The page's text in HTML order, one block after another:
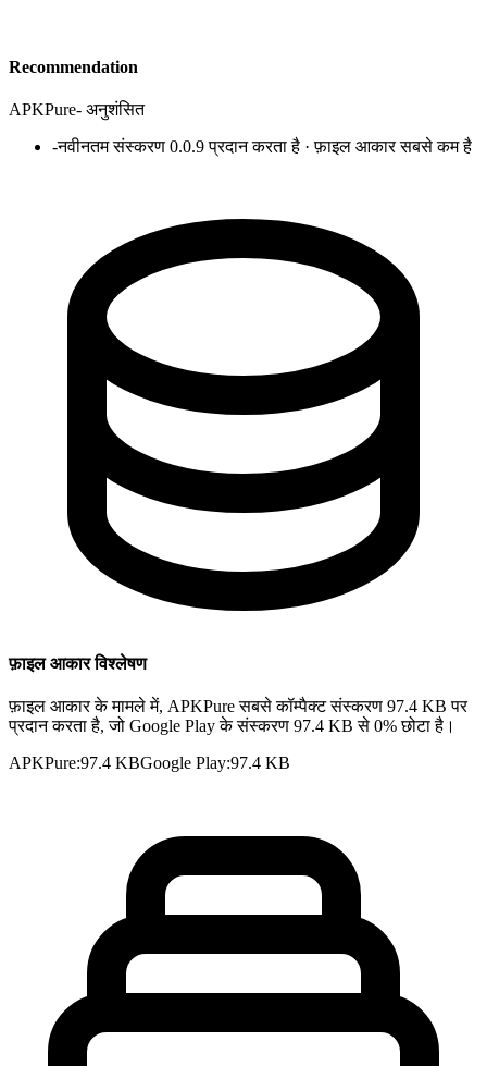
Recommendation
APKPure- अनुशंसित
-नवीनतम संस्करण 0.0.9 प्रदान करता है · फ़ाइल आकार सबसे कम है
फ़ाइल आकार विश्लेषण
फ़ाइल आकार के मामले में, APKPure सबसे कॉम्पैक्ट संस्करण 97.4 KB पर
प्रदान करता है, जो Google Play के संस्करण 97.4 KB से 0% छोटा है।
APKPure:97.4 KBGoogle Play:97.4 KB